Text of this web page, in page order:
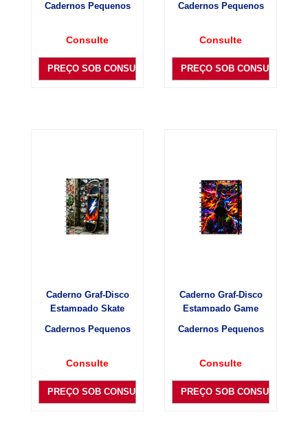
Cadernos Pequenos
Consulte
PREÇO SOB CONSULTA
Cadernos Pequenos
Consulte
PREÇO SOB CONSULTA
Caderno Graf-Disco
Estampado Skate
Cadernos Pequenos
Consulte
PREÇO SOB CONSULTA
Caderno Graf-Disco
Estampado Game
Cadernos Pequenos
Consulte
PREÇO SOB CONSULTA